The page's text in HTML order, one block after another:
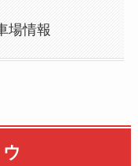
場情報